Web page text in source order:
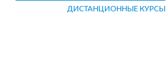
ДИСТАНЦИОННЫЕ КУРСЫ